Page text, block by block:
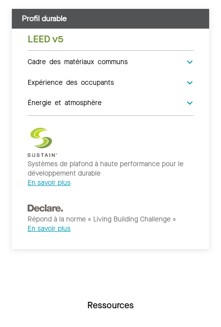
Profil durable
LEED v5
Cadre des matériaux communs
Expérience des occupants
Énergie et atmosphère
Systèmes de plafond à haute performance pour le
développement durable
En savoir plus
Répond à la norme « Living Building Challenge »
En savoir plus
Ressources